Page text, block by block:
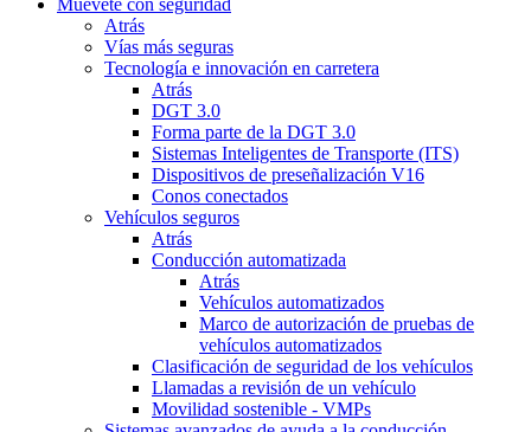
Muévete con seguridad
Atrás
Vías más seguras
Tecnología e innovación en carretera
Atrás
DGT 3.0
Forma parte de la DGT 3.0
Sistemas Inteligentes de Transporte (ITS)
Dispositivos de preseñalización V16
Conos conectados
Vehículos seguros
Atrás
Conducción automatizada
Atrás
Vehículos automatizados
Marco de autorización de pruebas de
vehículos automatizados
Clasificación de seguridad de los vehículos
Llamadas a revisión de un vehículo
Movilidad sostenible - VMPs